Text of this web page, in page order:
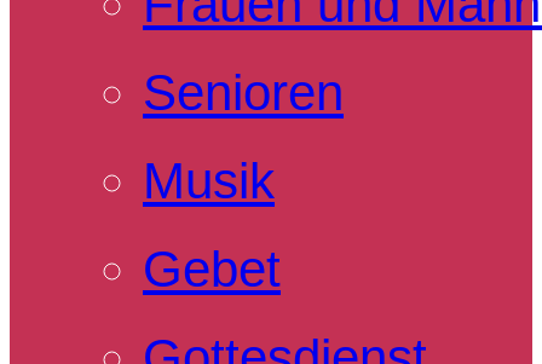
Senioren
Musik
Gebet